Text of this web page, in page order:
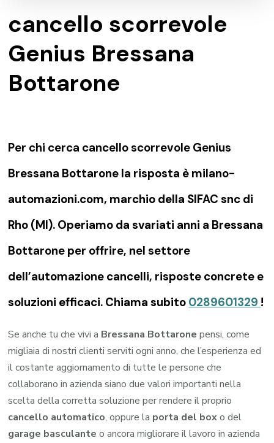
cancello scorrevole
Genius Bressana
Bottarone
Per chi cerca cancello scorrevole Genius
Bressana Bottarone la risposta è milano-
automazioni.com, marchio della SIFAC snc di
Rho (MI). Operiamo da svariati anni a Bressana
Bottarone per offrire, nel settore
dell’automazione cancelli, risposte concrete e
soluzioni efficaci. Chiama subito 0289601329 !
Se anche tu che vivi a Bressana Bottarone pensi, come
migliaia di nostri clienti serviti ogni anno, che l’esperienza ed
il costante aggiornamento di tutte le persone che
collaborano in azienda siano due valori importanti nella
scelta della corretta soluzione per rendere il proprio
cancello automatico, oppure la porta del boxo del
garage basculante o ancora migliorare il lavoro in azienda